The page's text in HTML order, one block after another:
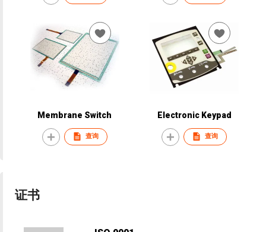
Membrane Switch
查询
Electronic Keypad
查询
证书